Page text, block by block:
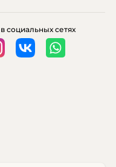
социальных сетях